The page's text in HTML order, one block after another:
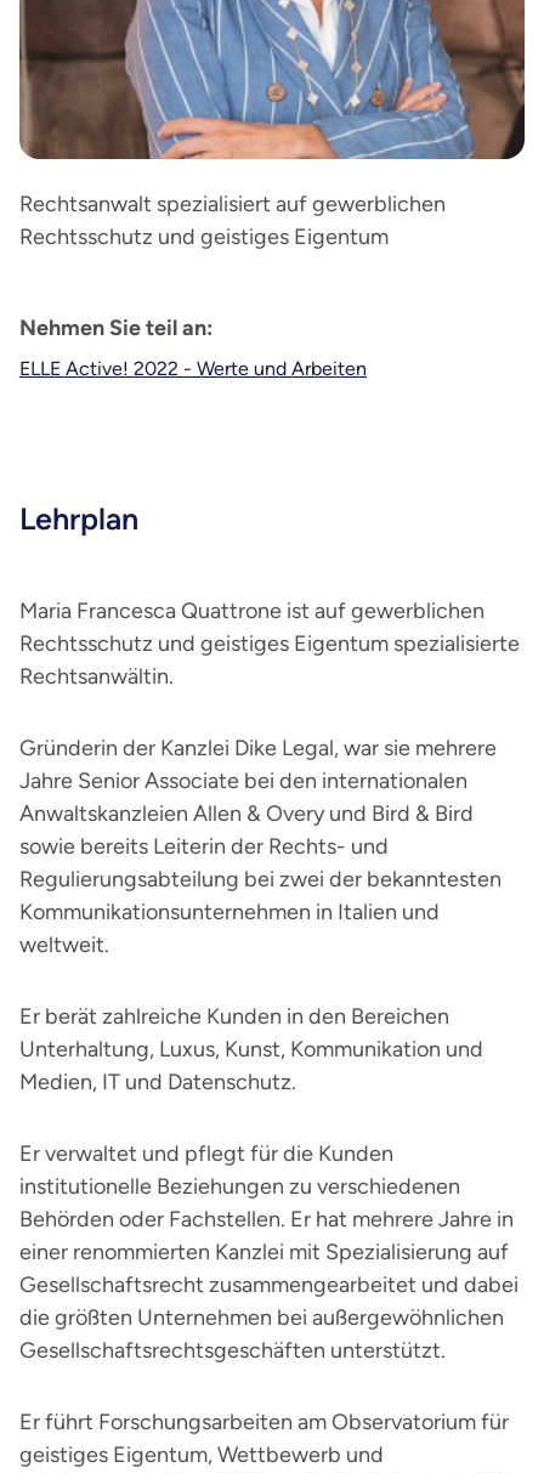
Rechtsanwalt spezialisiert auf gewerblichen
Rechtsschutz und geistiges Eigentum
Nehmen Sie teil an:
ELLE Active! 2022 - Werte und Arbeiten
Lehrplan
Maria Francesca Quattrone ist auf gewerblichen
Rechtsschutz und geistiges Eigentum spezialisierte
Rechtsanwältin.
Gründerin der Kanzlei Dike Legal, war sie mehrere
Jahre Senior Associate bei den internationalen
Anwaltskanzleien Allen & Overy und Bird & Bird
sowie bereits Leiterin der Rechts- und
Regulierungsabteilung bei zwei der bekanntesten
Kommunikationsunternehmen in Italien und
weltweit.
Er berät zahlreiche Kunden in den Bereichen
Unterhaltung, Luxus, Kunst, Kommunikation und
Medien, IT und Datenschutz.
Er verwaltet und pflegt für die Kunden
institutionelle Beziehungen zu verschiedenen
Behörden oder Fachstellen. Er hat mehrere Jahre in
einer renommierten Kanzlei mit Spezialisierung auf
Gesellschaftsrecht zusammengearbeitet und dabei
die größten Unternehmen bei außergewöhnlichen
Gesellschaftsrechtsgeschäften unterstützt.
Er führt Forschungsarbeiten am Observatorium für
geistiges Eigentum, Wettbewerb und